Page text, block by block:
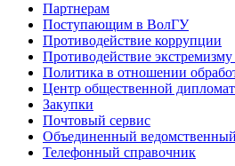
Партнерам
Поступающим в ВолГУ
Противодействие коррупции
Противодействие
Политика в отношении
Центр общественной
Закупки
Почтовый сервис
Объединенный
Телефонный справочник